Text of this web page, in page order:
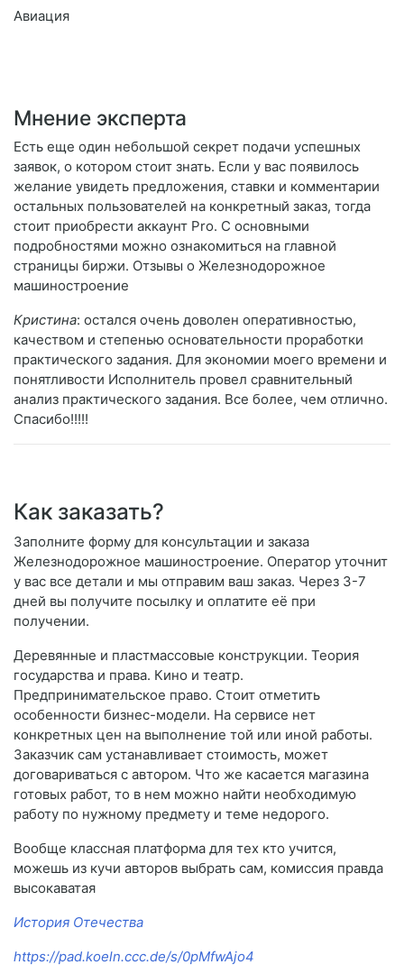
Авиация
Мнение эксперта
Есть еще один небольшой секрет подачи успешных
заявок, о котором стоит знать. Если у вас появилось
желание увидеть предложения, ставки и комментарии
остальных пользователей на конкретный заказ, тогда
стоит приобрести аккаунт Pro. С основными
подробностями можно ознакомиться на главной
страницы биржи. Отзывы о Железнодорожное
машиностроение
Кристина: остался очень доволен оперативностью,
качеством и степенью основательности проработки
практического задания. Для экономии моего времени и
понятливости Исполнитель провел сравнительный
анализ практического задания. Все более, чем отлично.
Спасибо!!!!!
Как заказать?
Заполните форму для консультации и заказа
Железнодорожное машиностроение. Оператор уточнит
у вас все детали и мы отправим ваш заказ. Через 3-7
дней вы получите посылку и оплатите её при
получении.
Деревянные и пластмассовые конструкции. Теория
государства и права. Кино и театр.
Предпринимательское право. Стоит отметить
особенности бизнес-модели. На сервисе нет
конкретных цен на выполнение той или иной работы.
Заказчик сам устанавливает стоимость, может
договариваться с автором. Что же касается магазина
готовых работ, то в нем можно найти необходимую
работу по нужному предмету и теме недорого.
Вообще классная платформа для тех кто учится,
можешь из кучи авторов выбрать сам, комиссия правда
высокаватая
История Отечества
https://pad.koeln.ccc.de/s/0pMfwAjo4